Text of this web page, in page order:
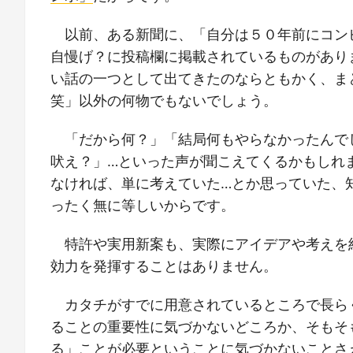
以前、ある新聞に、「自分は５０年前にコ
自慢げ？に投稿欄に掲載されているものがあ
い話の一つとして出てきたのならともかく、
笑」以外の何物でもないでしょう。
「だから何？」「結局何もやらなかったん
吠え？」…といった声が聞こえてくるかもしれ
なければ、単に考えていた…とか思っていた
ったく無に等しいからです。
特許や実用新案も、実際にアイデアや考え
効力を発揮することはありません。
カタチがすでに用意されているところで長
ることの重要性に気づかないどころか、そも
る」ことが必要ということに気づかないこと